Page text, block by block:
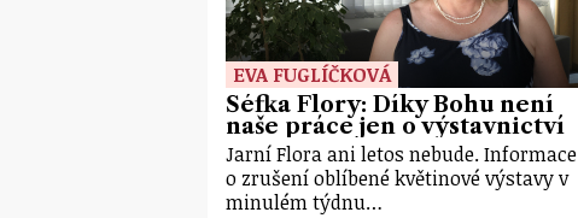
EVA FUGLÍČKOVÁ
Šéfka Flory: Díky Bohu není
naše práce jen o výstavnictví
Jarní Flora ani letos nebude. Informace
o zrušení oblíbené květinové výstavy v
minulém týdnu…